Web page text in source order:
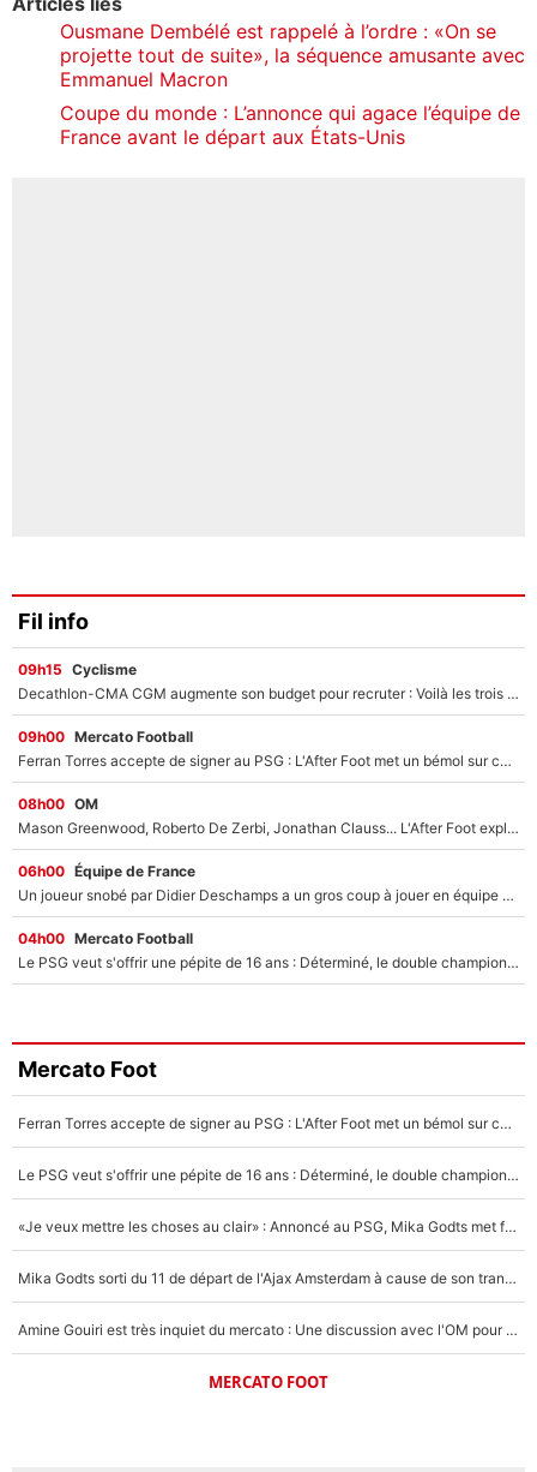
Ousmane Dembélé est rappelé à l’ordre : «On se
projette tout de suite», la séquence amusante avec
Emmanuel Macron
Coupe du monde : L’annonce qui agace l’équipe de
France avant le départ aux États-Unis
Fil info
09h15 Cyclisme
Decathlon-CMA CGM augmente son budget pour recruter : Voilà les trois premiers coureurs qui font rejoindre Paul Seixas en 2027 !
09h00 Mercato Football
Ferran Torres accepte de signer au PSG : L'After Foot met un bémol sur ce transfert, le champion du monde va couter trop cher ?
08h00 OM
Mason Greenwood, Roberto De Zerbi, Jonathan Clauss... L'After Foot explique pourquoi Medhi Benatia a craqué à l'OM !
06h00 Équipe de France
Un joueur snobé par Didier Deschamps a un gros coup à jouer en équipe de France : Zinedine Zidane a trouvé son numéro 9 ?
04h00 Mercato Football
Le PSG veut s'offrir une pépite de 16 ans : Déterminé, le double champion d'Europe en titre est prêt à lâcher 40M€ pour celui que l'on compare déjà à Vinicius Jr !
Mercato Foot
Ferran Torres accepte de signer au PSG : L'After Foot met un bémol sur ce transfert, le champion du monde va couter trop cher ?
Le PSG veut s'offrir une pépite de 16 ans : Déterminé, le double champion d'Europe en titre est prêt à lâcher 40M€ pour celui que l'on compare déjà à Vinicius Jr !
«Je veux mettre les choses au clair» : Annoncé au PSG, Mika Godts met fin au suspense et éteint la polémique sur son transfert !
Mika Godts sorti du 11 de départ de l'Ajax Amsterdam à cause de son transfert imminent vers le PSG ? Son agent répond cash !
Amine Gouiri est très inquiet du mercato : Une discussion avec l'OM pour acter son transfert !
MERCATO FOOT